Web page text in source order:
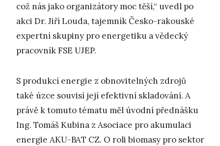
což nás jako organizátory moc těší,“ uvedl po
akci Dr. Jiří Louda, tajemník Česko-rakouské
expertní skupiny pro energetiku a vědecký
pracovník FSE UJEP.
S produkcí energie z obnovitelných zdrojů
také úzce souvisí její efektivní skladování. A
právě k tomuto tématu měl úvodní přednášku
Ing. Tomáš Kubina z Asociace pro akumulaci
energie AKU-BAT CZ. O roli biomasy pro sektor